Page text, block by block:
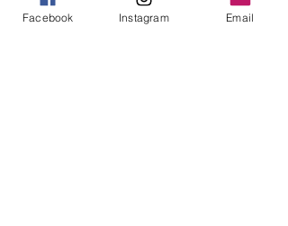
Facebook Instagram Email